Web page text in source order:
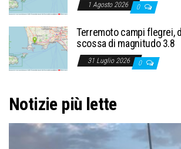
1 Agosto 2026 0
Terremoto campi flegrei,
scossa di magnitudo 3.8
31 Luglio 2026 0
Notizie più lette